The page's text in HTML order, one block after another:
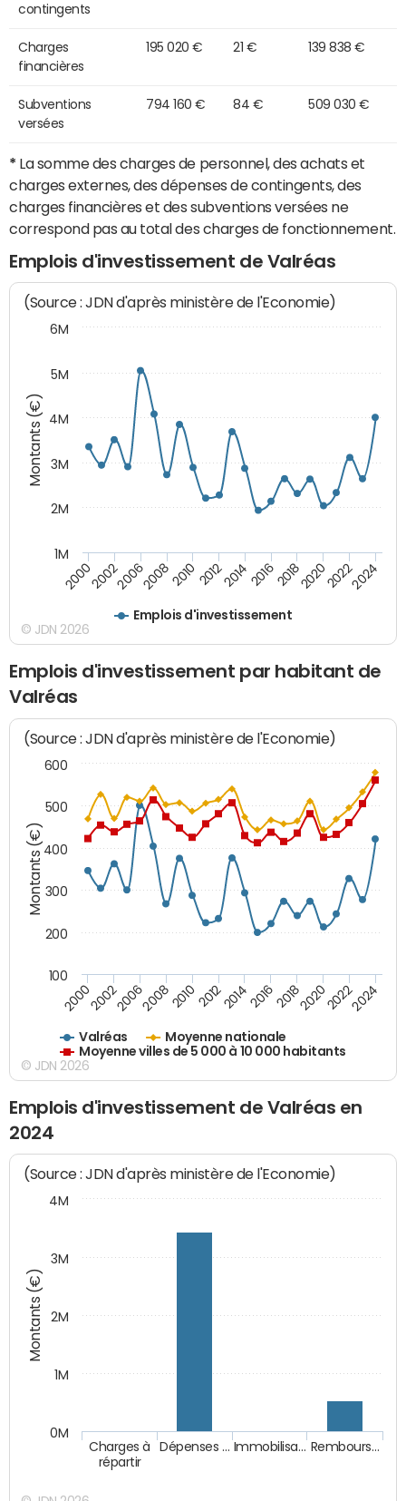
contingents
Charges
financières
195 020 € 21 € 139 838 €
Subventions
versées
794 160 € 84 € 509 030 €
* La somme des charges de personnel, des achats et
charges externes, des dépenses de contingents, des
charges financières et des subventions versées ne
correspond pas au total des charges de fonctionnement.
Emplois d'investissement de Valréas
Montants (€)
(Source : JDN d'après ministère de l'Economie)
Emplois d'investissement
20002002200620082010 2012201420162018202020222024
1M
2M
3M
4M
5M
6M
© JDN 2026
Emplois d'investissement par habitant de
Valréas
Montants (€)
(Source : JDN d'après ministère de l'Economie)
Valréas
Moyenne nationale
Moyenne villes de 5 000 à 10 000 habitants
200020022006200820102012201420162018202020222024
100
200
300
400
500
600
© JDN 2026
Emplois d'investissement de Valréas en
2024
Montants (€)
(Source : JDN d'après ministère de l'Economie)
Charges à
répartir
Dépenses … Immobilisa… Rembours…
0M
1M
2M
3M
4M